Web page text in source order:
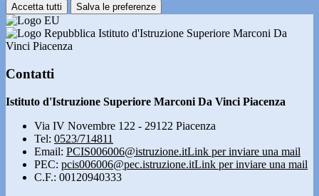
Accetta tutti Salva le preferenze
Istituto d'Istruzione Superiore Marconi Da
Vinci Piacenza
Contatti
Istituto d'Istruzione Superiore Marconi Da Vinci Piacenza
Via IV Novembre 122 - 29122 Piacenza
Tel: 0523/714811
Email: PCIS006006@istruzione.itLink per inviare una mail
PEC: pcis006006@pec.istruzione.itLink per inviare una mail
C.F.: 00120940333